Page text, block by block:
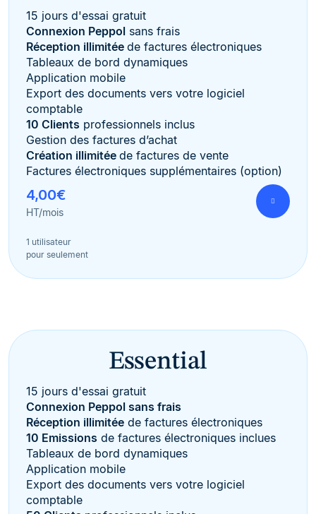
15 jours d'essai gratuit
Connexion Peppol sans frais
Réception illimitée de factures électroniques
Tableaux de bord dynamiques
Application mobile
Export des documents vers votre logiciel
comptable
10 Clients professionnels inclus
Gestion des factures d’achat
Création illimitée de factures de vente
Factures électroniques supplémentaires (option)
4,00€
HT/mois
1 utilisateur
pour seulement
Essential
15 jours d'essai gratuit
Connexion Peppol sans frais
Réception illimitée de factures électroniques
10 Emissions de factures électroniques inclues
Tableaux de bord dynamiques
Application mobile
Export des documents vers votre logiciel
comptable